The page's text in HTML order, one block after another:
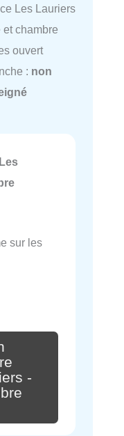
Les Lauriers
et chambre
ouvert
: non
Les
sur les
-